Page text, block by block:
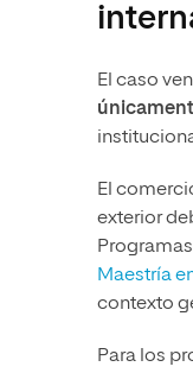
El caso
El
exterior
Maestría
contexto
Para los